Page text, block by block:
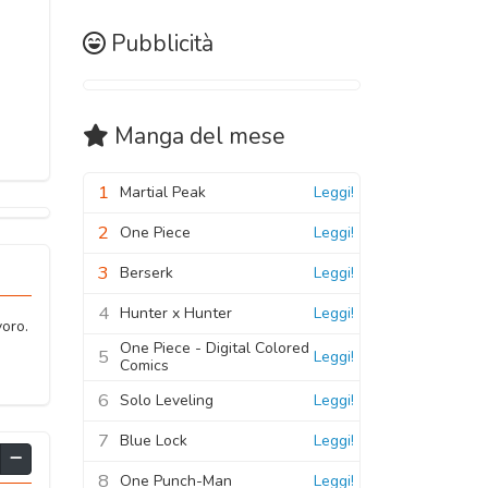
Pubblicità
Manga del mese
1 Martial Peak Leggi!
2 One Piece Leggi!
3 Berserk Leggi!
4 Hunter x Hunter Leggi!
5 One Piece - Digital Colored
Comics
Leggi!
6 Solo Leveling Leggi!
7 Blue Lock Leggi!
8 One Punch-Man Leggi!